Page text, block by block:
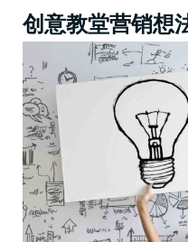
创意教堂营销想